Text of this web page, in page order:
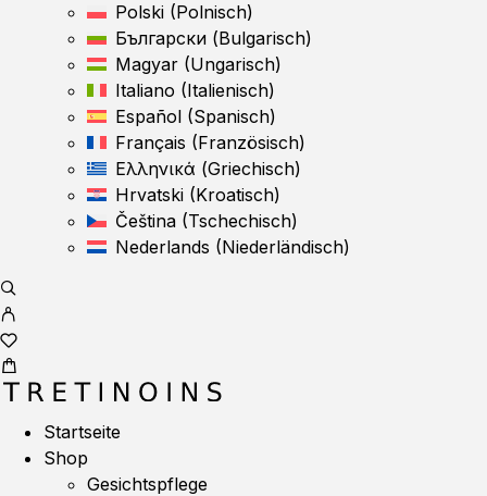
Polski (Polnisch)
Български (Bulgarisch)
Magyar (Ungarisch)
Italiano (Italienisch)
Español (Spanisch)
Français (Französisch)
Ελληνικά (Griechisch)
Hrvatski (Kroatisch)
Čeština (Tschechisch)
Nederlands (Niederländisch)
Startseite
Shop
Gesichtspflege